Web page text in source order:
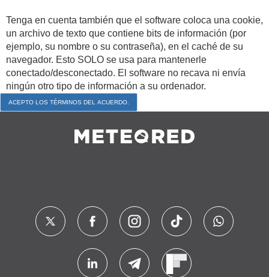
Tenga en cuenta también que el software coloca una cookie,
un archivo de texto que contiene bits de información (por
ejemplo, su nombre o su contraseña), en el caché de su
navegador. Esto SOLO se usa para mantenerle
conectado/desconectado. El software no recava ni envía
ningún otro tipo de información a su ordenador.